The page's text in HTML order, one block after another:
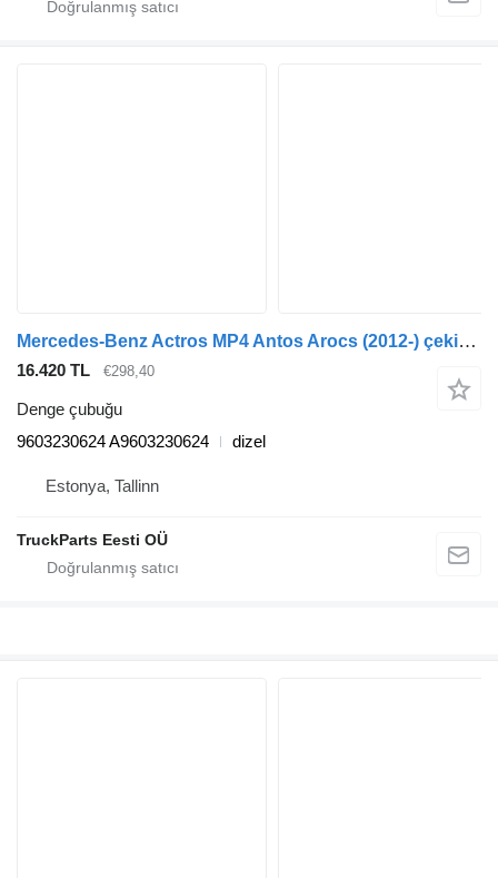
Mercedes-Benz Actros MP4 Antos Arocs (2012-) çekici için Mercedes-Benz actros mp4 1848 (01.12-) 9603230624 denge çubuğu
16.420 TL €298,40
Denge çubuğu
9603230624 A9603230624
dizel
Estonya, Tallinn
TruckParts Eesti OÜ